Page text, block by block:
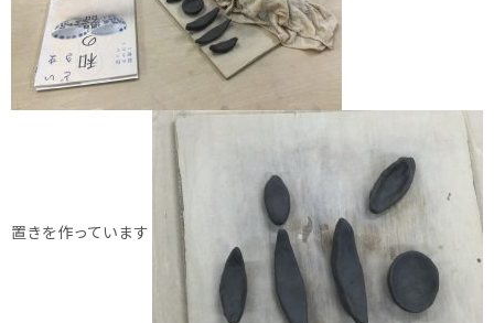
置きを作っています